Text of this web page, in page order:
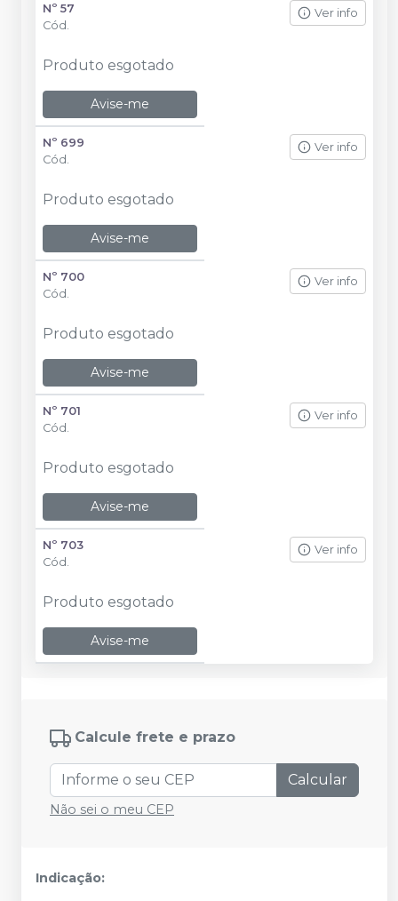
Nº 57
Cód.
Ver info
Produto esgotado
Avise-me
Nº 699
Cód.
Ver info
Produto esgotado
Avise-me
Nº 700
Cód.
Ver info
Produto esgotado
Avise-me
Nº 701
Cód.
Ver info
Produto esgotado
Avise-me
Nº 703
Cód.
Ver info
Produto esgotado
Avise-me
Calcule frete e prazo
Calcular
Não sei o meu CEP
Indicação: